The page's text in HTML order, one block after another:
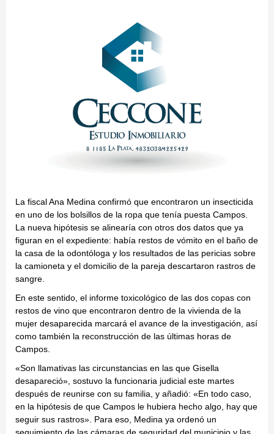
La fiscal Ana Medina confirmó que encontraron un insecticida
en uno de los bolsillos de la ropa que tenía puesta Campos.
La nueva hipótesis se alinearía con otros dos datos que ya
figuran en el expediente: había restos de vómito en el baño de
la casa de la odontóloga y los resultados de las pericias sobre
la camioneta y el domicilio de la pareja descartaron rastros de
sangre.
En este sentido, el informe toxicológico de las dos copas con
restos de vino que encontraron dentro de la vivienda de la
mujer desaparecida marcará el avance de la investigación, así
como también la reconstrucción de las últimas horas de
Campos.
«Son llamativas las circunstancias en las que Gisella
desapareció», sostuvo la funcionaria judicial este martes
después de reunirse con su familia, y añadió: «En todo caso,
en la hipótesis de que Campos le hubiera hecho algo, hay que
seguir sus rastros». Para eso, Medina ya ordenó un